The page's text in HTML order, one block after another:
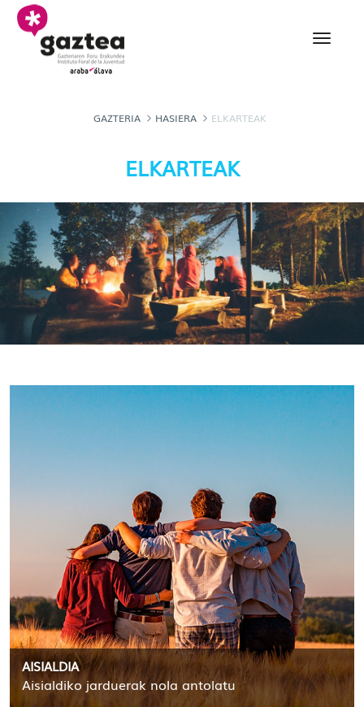
Eduki nagusira joan
Elkarteak - gazteria
GAZTERIA HASIERA ELKARTEAK
ELKARTEAK
AISIALDIA
Aisialdiko jarduerak nola antolatu